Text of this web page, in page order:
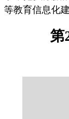
等教育信息化
第